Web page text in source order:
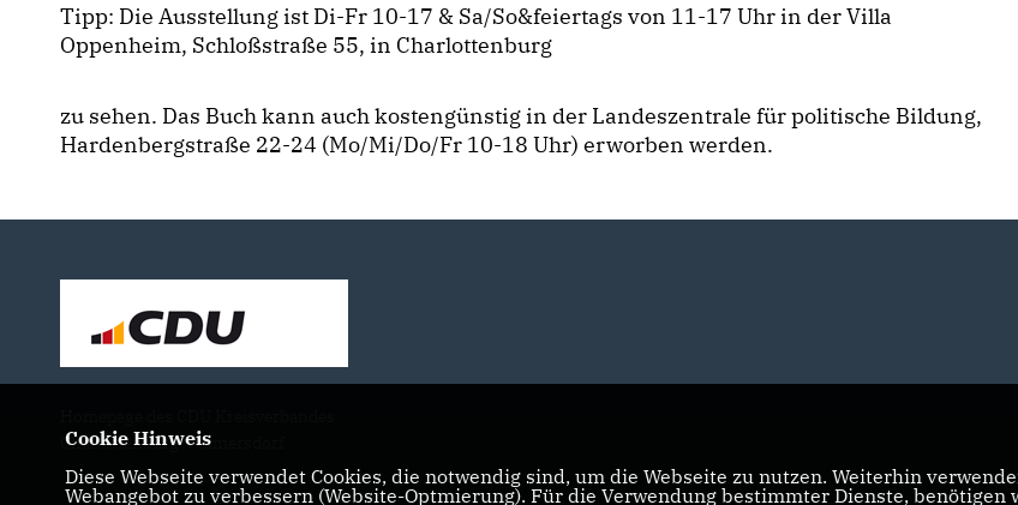
Tipp: Die Ausstellung ist Di-Fr 10-17 & Sa/So&feiertags von 11-17 Uhr in der Villa
Oppenheim, Schloßstraße 55, in Charlottenburg
zu sehen. Das Buch kann auch kostengünstig in der Landeszentrale für politische Bildung,
Hardenbergstraße 22-24 (Mo/Mi/Do/Fr 10-18 Uhr) erworben werden.
Charlottenburg-Wilmersdorf
Cookie Hinweis
Diese Webseite verwendet Cookies, die notwendig sind, um die Webseite zu nutzen. Weiterhin
Webangebot zu verbessern (Website-Optmierung). Für die Verwendung bestimmter Dienste,